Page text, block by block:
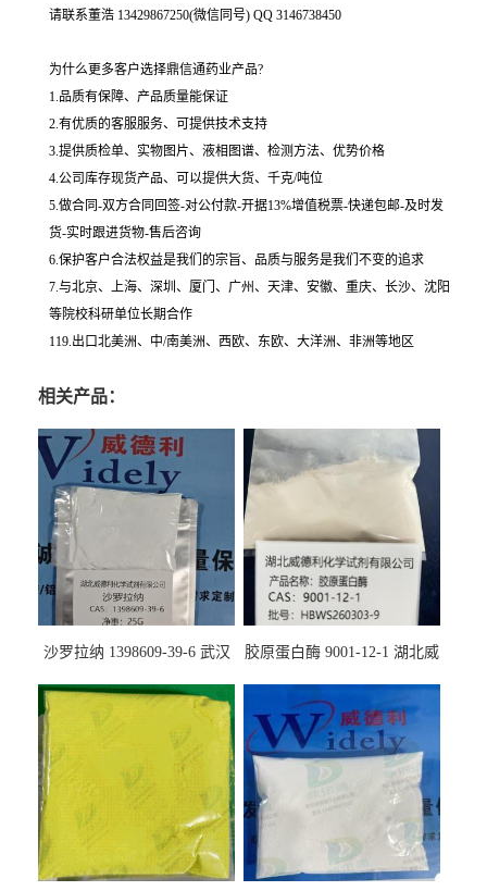
请联系董浩 13429867250(微信同号) QQ 3146738450
为什么更多客户选择鼎信通药业产品?
1.品质有保障、产品质量能保证
2.有优质的客服服务、可提供技术支持
3.提供质检单、实物图片、液相图谱、检测方法、优势价格
4.公司库存现货产品、可以提供大货、千克/吨位
5.做合同-双方合同回签-对公付款-开据13%增值税票-快递包邮-及时发
货-实时跟进货物-售后咨询
6.保护客户合法权益是我们的宗旨、品质与服务是我们不变的追求
7.与北京、上海、深圳、厦门、广州、天津、安徽、重庆、长沙、沈阳
等院校科研单位长期合作
119.出口北美洲、中/南美洲、西欧、东欧、大洋洲、非洲等地区
相关产品：
沙罗拉纳 1398609-39-6 武汉
胶原蛋白酶 9001-12-1 湖北威